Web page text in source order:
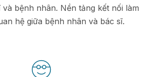
và bệnh nhân. Nền tảng kết nối làm
hệ giữa bệnh nhân và bác sĩ.